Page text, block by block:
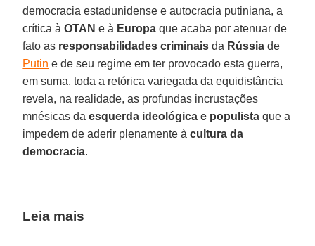
democracia estadunidense e autocracia putiniana, a
crítica àOTAN e à Europa que acaba por atenuar de
fato as responsabilidades criminais da Rússia de
Putin e de seu regime em ter provocado esta guerra,
em suma, toda a retórica variegada da equidistância
revela, na realidade, as profundas incrustações
mnésicas daesquerda ideológica e populista que a
impedem de aderir plenamente àcultura da
democracia.
Leia mais